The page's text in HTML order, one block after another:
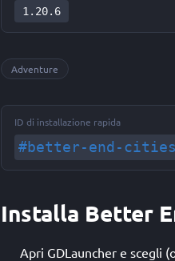
1.20.6
Adventure
ID di installazione rapida
#better-end-
Installa Better
Apri GDLauncher e scegli